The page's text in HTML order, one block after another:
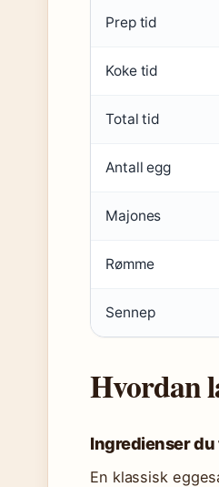
Prep tid
Koke tid
Total tid
Antall egg
Majones
Rømme
Sennep
Hvordan
Ingredienser
En klassisk